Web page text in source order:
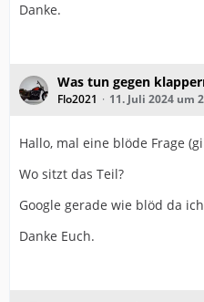
Danke.
Was tun gegen
Flo2021 11. Juli 2024 um
Hallo, mal eine blöde Frage
Wo sitzt das Teil?
Google gerade wie blöd da
Danke Euch.